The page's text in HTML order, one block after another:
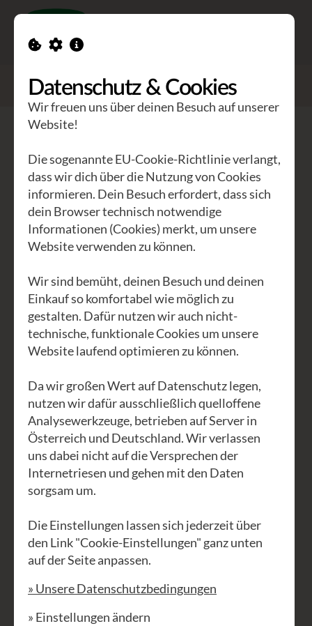
> Die chromatische Mundharmonika II
II
für mäßig Fortgeschrittene
Weil die Begeisterung gerne so richtig
es eine neue Runde gibt … eine Runde
für die Fortgeschrittenen unter euch:
Diese Tage sind für alle, die schon
Mundharmonika haben (vielleicht beim
Anfängerkurs dabei waren) und hat zum
Ziel, die Atemtechnik zu verbessern
und euren Ansatz professioneller
werden zu lassen. Isabella wird euch
lehren, Tongebung und Ausdruck an
Stilrichtungen (Ballade, über Swing,
Polka, Blues, Latin …) anzupassen. In
abrunden, wird eure Teamfähigkeit,
sprich die gemeinsame Dynamik der
Datenschutz & Cookies
Wir freuen uns über deinen Besuch auf unserer
Website!
Die sogenannte EU-Cookie-Richtlinie verlangt,
dass wir dich über die Nutzung von Cookies
informieren. Dein Besuch erfordert, dass sich
dein Browser technisch notwendige
Informationen (Cookies) merkt, um unsere
Website verwenden zu können.
Wir sind bemüht, deinen Besuch und deinen
Einkauf so komfortabel wie möglich zu
gestalten. Dafür nutzen wir auch nicht-
technische, funktionale Cookies um unsere
Website laufend optimieren zu können.
Da wir großen Wert auf Datenschutz legen,
nutzen wir dafür ausschließlich quelloffene
Analysewerkzeuge, betrieben auf Server in
Österreich und Deutschland. Wir verlassen
uns dabei nicht auf die Versprechen der
Internetriesen und gehen mit den Daten
sorgsam um.
Die Einstellungen lassen sich jederzeit über
den Link "Cookie-Einstellungen" ganz unten
auf der Seite anpassen.
» Unsere Datenschutzbedingungen
» Einstellungen ändern